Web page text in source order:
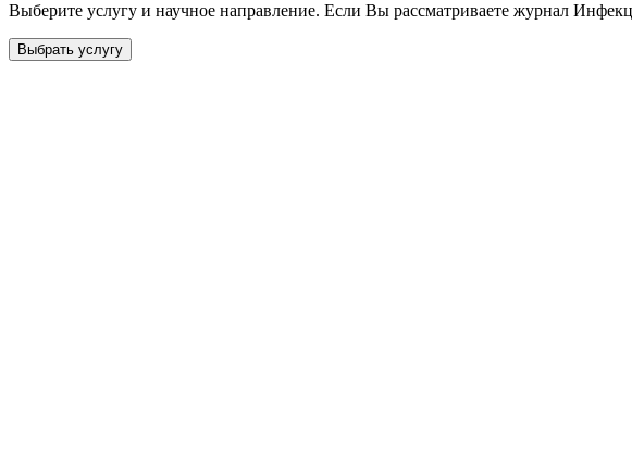
Выберите услугу и научное направление. Если Вы рассматриваете журнал
Выбрать услугу